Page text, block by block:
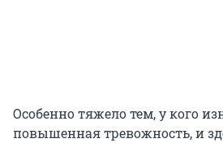
Особенно тяжело тем, у кого
повышенная тревожность, и